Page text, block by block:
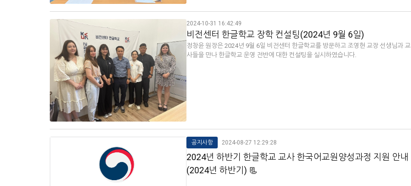
2024-10-31 16:42:49
비전센터 한글학교 장학 컨설팅(2024년 9월 6일)
정창윤 원장은 2024년 9월 6일 비전센터 한글학교를 방문하고 조영현 교장 선생님과 교
사들을 만나 한글학교 운영 전반에 대한 컨설팅을 실시하였습니다.
공지사항 2024-08-27 12:29:28
2024년 하반기 한글학교 교사 한국어교원양성과정 지원 안내
(2024년 하반기) 📃